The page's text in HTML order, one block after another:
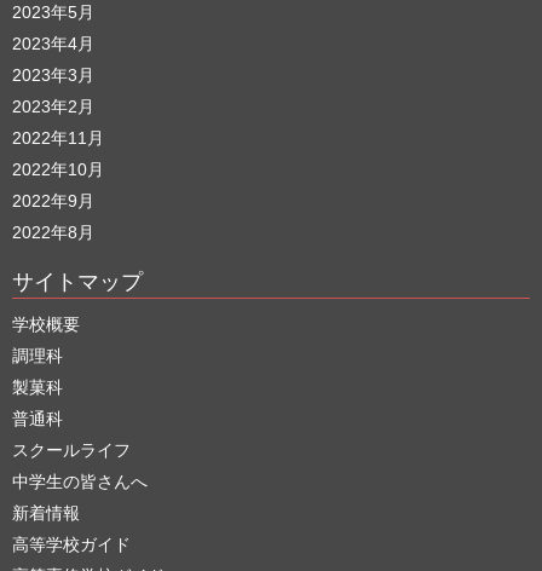
2023年5月
2023年4月
2023年3月
2023年2月
2022年11月
2022年10月
2022年9月
2022年8月
サイトマップ
学校概要
調理科
製菓科
普通科
スクールライフ
中学生の皆さんへ
新着情報
高等学校ガイド